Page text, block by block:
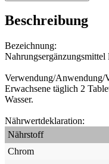
Beschreibung
Bezeichnung:
Verwendung/Anwendung/
Erwachsene täglich 2
Wasser.
Nährwertdeklaration:
Nährstoff
Chrom